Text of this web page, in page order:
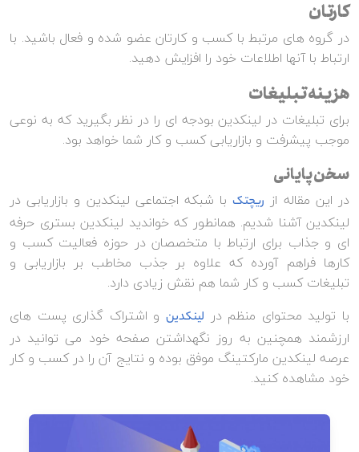
کارتان
در گروه های مرتبط با کسب و کارتان عضو شده و فعال باشید. با
ارتباط با آنها اطلاعات خود را افزایش دهید.
هزینه تبلیغات
برای تبلیغات در لینکدین بودجه ای را در نظر بگیرید که به نوعی
موجب پیشرفت و بازاریابی کسب و کار شما خواهد بود.
سخن پایانی
در این مقاله از ریچتکبا شبکه اجتماعی لینکدین و بازاریابی در
لینکدین آشنا شدیم. همانطور که خواندید لینکدین بستری حرفه
ای و جذاب برای ارتباط با متخصصان در حوزه فعالیت کسب و
کارها فراهم آورده که علاوه بر جذب مخاطب بر بازاریابی و
تبلیغات کسب و کار شما هم نقش زیادی دارد.
با تولید محتوای منظم در لینکدین و اشتراک گذاری پست های
ارزشمند همچنین به روز نگهداشتن صفحه خود می توانید در
عرصه لینکدین مارکتینگ موفق بوده و نتایج آن را در کسب و کار
خود مشاهده کنید.